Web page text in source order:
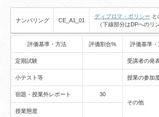
ナンバリング CE_A1_01
ディプロマ・ポリシー と
（下線部分はDPへのリ
評価基準・方法 評価割合% 評価基準・
定期試験 受講者の発
小テスト等 授業の参加
宿題・授業外レポート
30
その他
授業態度